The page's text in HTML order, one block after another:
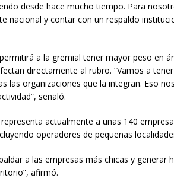
desde hace mucho tiempo. Para
nacional y contar con un respaldo
a la gremial tener mayor peso en
directamente al rubro. “Vamos a
las organizaciones que la integran. Eso
señaló.
actualmente a unas 140
operadores de pequeñas
a las empresas más chicas y generar
afirmó.